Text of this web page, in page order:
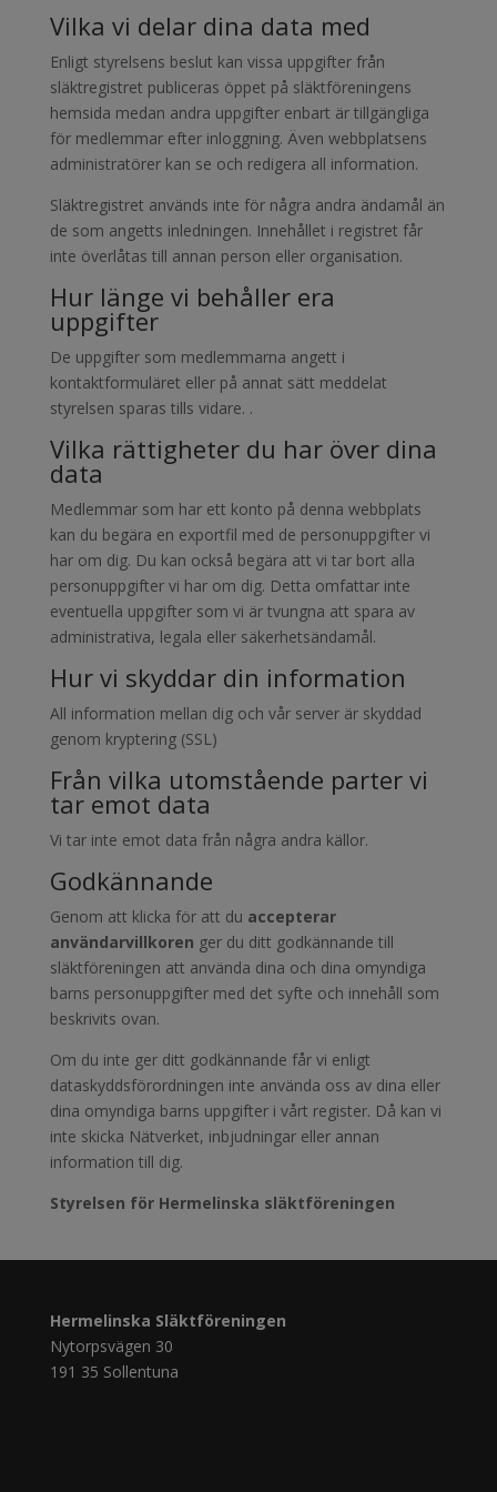
Vilka vi delar dina data med
Enligt styrelsens beslut kan vissa uppgifter från
släktregistret publiceras öppet på släktföreningens
hemsida medan andra uppgifter enbart är tillgängliga
för medlemmar efter inloggning. Även webbplatsens
administratörer kan se och redigera all information.
Släktregistret används inte för några andra ändamål än
de som angetts inledningen. Innehållet i registret får
inte överlåtas till annan person eller organisation.
Hur länge vi behåller era
uppgifter
De uppgifter som medlemmarna angett i
kontaktformuläret eller på annat sätt meddelat
styrelsen sparas tills vidare. .
Vilka rättigheter du har över dina
data
Medlemmar som har ett konto på denna webbplats
kan du begära en exportfil med de personuppgifter vi
har om dig. Du kan också begära att vi tar bort alla
personuppgifter vi har om dig. Detta omfattar inte
eventuella uppgifter som vi är tvungna att spara av
administrativa, legala eller säkerhetsändamål.
Hur vi skyddar din information
All information mellan dig och vår server är skyddad
genom kryptering (SSL)
Från vilka utomstående parter vi
tar emot data
Vi tar inte emot data från några andra källor.
Godkännande
Genom att klicka för att du accepterar
användarvillkoren ger du ditt godkännande till
släktföreningen att använda dina och dina omyndiga
barns personuppgifter med det syfte och innehåll som
beskrivits ovan.
Om du inte ger ditt godkännande får vi enligt
dataskyddsförordningen inte använda oss av dina eller
dina omyndiga barns uppgifter i vårt register. Då kan vi
inte skicka Nätverket, inbjudningar eller annan
information till dig.
Styrelsen för Hermelinska släktföreningen
Hermelinska Släktföreningen
Nytorpsvägen 30
191 35 Sollentuna